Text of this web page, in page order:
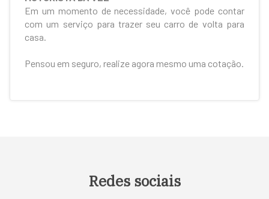
Em um momento de necessidade, você pode contar
com um serviço para trazer seu carro de volta para
casa.
Pensou em seguro, realize agora mesmo uma cotação.
Redes sociais